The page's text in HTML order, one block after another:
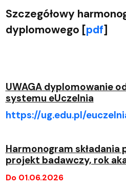
Szczegółowy
dyplomowego [pdf]
UWAGA dyplomowanie
systemu eUczelnia
https://ug.edu.pl/
Harmonogram
projekt badawczy, rok
Do 01.06.2026